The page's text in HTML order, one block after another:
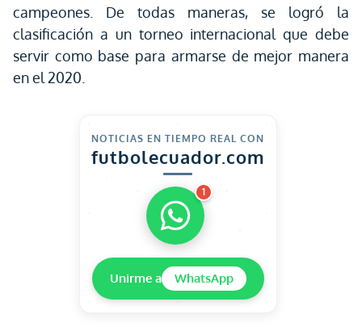
campeones. De todas maneras, se logró la
clasificación a un torneo internacional que debe
servir como base para armarse de mejor manera
en el 2020.
NOTICIAS EN TIEMPO REAL CON
futbolecuador.com
1
Unirme a WhatsApp